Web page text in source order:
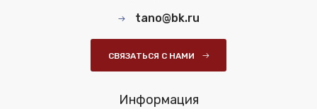
tano@bk.ru
СВЯЗАТЬСЯ С НАМИ
Информация